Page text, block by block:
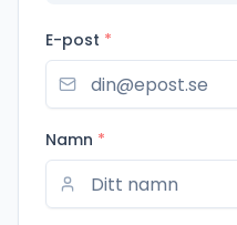
E-post *
Namn *